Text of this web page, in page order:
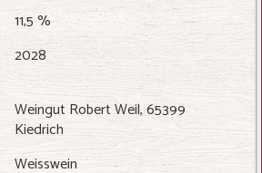
11,5 %
2028
Weingut Robert Weil, 65399
Kiedrich
Weisswein